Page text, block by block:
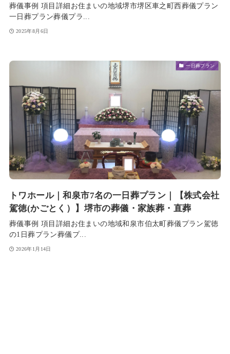
葬儀事例 項目詳細お住まいの地域堺市堺区車之町西葬儀プラン
一日葬プラン葬儀プラ...
2025年8月6日
一日葬プラン
トワホール｜和泉市7名の一日葬プラン｜【株式会社
駕徳(かごとく）】堺市の葬儀・家族葬・直葬
葬儀事例 項目詳細お住まいの地域和泉市伯太町葬儀プラン駕徳
の1日葬プラン葬儀プ...
2026年1月14日